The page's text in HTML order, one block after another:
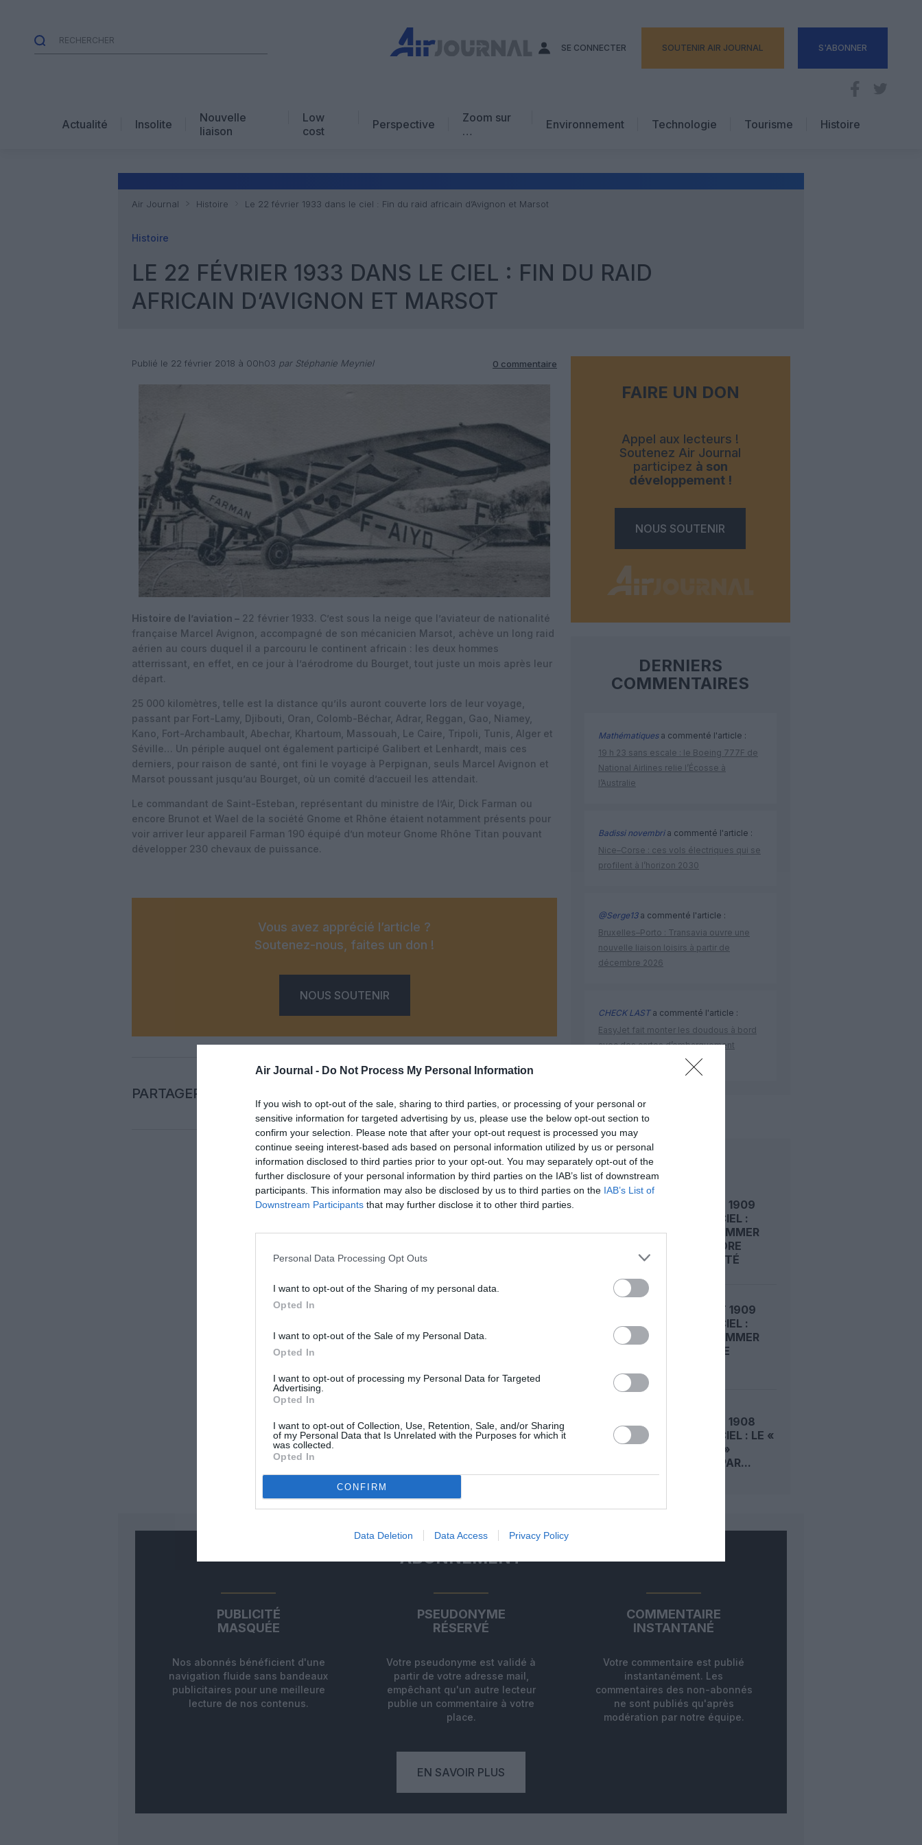
Air Journal - Do Not Process My Personal Information
If you wish to opt-out of the sale, sharing to third parties, or processing of your personal or
sensitive information for targeted advertising by us, please use the below opt-out section to
confirm your selection. Please note that after your opt-out request is processed you may
continue seeing interest-based ads based on personal information utilized by us or personal
information disclosed to third parties prior to your opt-out. You may separately opt-out of the
further disclosure of your personal information by third parties on the IAB’s list of downstream
participants. This information may also be disclosed by us to third parties on the IAB’s List of
Downstream Participants that may further disclose it to other third parties.
Personal Data Processing Opt Outs
I want to opt-out of the Sharing of my personal data.
Opted In
I want to opt-out of the Sale of my Personal Data.
Opted In
I want to opt-out of processing my Personal Data for Targeted
Advertising.
Opted In
I want to opt-out of Collection, Use, Retention, Sale, and/or Sharing
of my Personal Data that Is Unrelated with the Purposes for which it
was collected.
Opted In
CONFIRM
Data Deletion Data Access Privacy Policy
SE CONNECTER SOUTENIR AIR JOURNAL S'ABONNER
Actualité Insolite
Nouvelle
liaison
Low
cost
Perspective
Zoom sur
…
Avis d’expert
Environnement Technologie
Tourisme
Hôtellerie
Histoire
Air Journal Histoire Le 22 février 1933 dans le ciel : Fin du raid africain d’Avignon et Marsot
Histoire
LE 22 FÉVRIER 1933 DANS LE CIEL : FIN DU RAID
AFRICAIN D’AVIGNON ET MARSOT
Publié le 22 février 2018 à 00h03 par Stéphanie Meyniel 0 commentaire
Histoire de l’aviation – 22 février 1933. C’est sous la neige que l’aviateur de nationalité
française Marcel Avignon, accompagné de son mécanicien Marsot, achève un long raid
aérien au cours duquel il a parcouru le continent africain : les deux hommes
atterrissant, en effet, en ce jour à l’aérodrome du Bourget, tout juste un mois après leur
départ.
25 000 kilomètres, telle est la distance qu’ils auront couverte lors de leur voyage,
passant par Fort-Lamy, Djibouti, Oran, Colomb-Béchar, Adrar, Reggan, Gao, Niamey,
Kano, Fort-Archambault, Abechar, Khartoum, Massouah, Le Caire, Tripoli, Tunis, Alger et
Séville… Un périple auquel ont également participé Galibert et Lenhardt, mais ces
derniers, pour raison de santé, ont fini le voyage à Perpignan, seuls Marcel Avignon et
Marsot poussant jusqu’au Bourget, où un comité d’accueil les attendait.
Le commandant de Saint-Esteban, représentant du ministre de l’Air, Dick Farman ou
encore Brunot et Wael de la société Gnome et Rhône étaient notamment présents pour
voir arriver leur appareil Farman 190 équipé d’un moteur Gnome Rhône Titan pouvant
développer 230 chevaux de puissance.
Vous avez apprécié l’article ?
Soutenez-nous, faites un don !
NOUS SOUTENIR
PARTAGER L'ARTICLE
FacebookTwitterPinterestLinkedInEmail Print
Aucun commentaire !
FAIRE UN DON
Appel aux lecteurs !
Soutenez Air Journal
participez à son
développement !
NOUS SOUTENIR
DERNIERS
COMMENTAIRES
Mathématiquesa commenté l'article :
19 h 23 sans escale : le Boeing 777F de
National Airlines relie l’Écosse à
l’Australie
Badissi novembria commenté l'article :
Nice–Corse : ces vols électriques qui se
profilent à l’horizon 2030
@Serge13a commenté l'article :
Bruxelles–Porto : Transavia ouvre une
nouvelle liaison loisirs à partir de
décembre 2026
CHECK LASTa commenté l'article :
EasyJet fait monter les doudous à bord
avec des cartes d’embarquement
histoire de l'aviation
LIRE AUSSI
LE 7 AOÛT 1909
DANS LE CIEL :
ROGER SOMMER
FAIT ENCORE
L’ACTUALITÉ
LE 6 AOÛT 1909
DANS LE CIEL :
ROGER SOMMER
PERMET LE
LE 5 AOÛT 1908
DANS LE CIEL : LE «
ZEPPELIN »
DÉTRUIT PAR...
ABONNEMENT
PUBLICITÉ
MASQUÉE
Nos abonnés bénéficient d'une
navigation fluide sans bandeaux
publicitaires pour une meilleure
lecture de nos contenus.
PSEUDONYME
RÉSERVÉ
Votre pseudonyme est validé à
partir de votre adresse mail,
empêchant qu'un autre lecteur
publie un commentaire à votre
place.
COMMENTAIRE
INSTANTANÉ
Votre commentaire est publié
instantanément. Les
commentaires des non-abonnés
ne sont publiés qu'après
modération par notre équipe.
EN SAVOIR PLUS